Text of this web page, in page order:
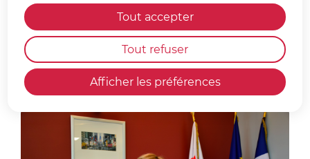
Afficher les préférences
Tout accepter
Tout refuser
dynamisme tout en assurant une gestion saine
de la commune. Également vice-présidente de
l'agglomération Grand Calais Terres et Mers,
Corinne Noël va régulièrement à la rencontre
de ses administrés pour échanger, partager et
répondre à leurs besoins tout en gardant en
tête l’intérêt général.